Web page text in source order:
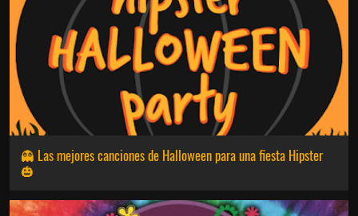
👻 Las mejores canciones de Halloween para una fiesta Hipster
🎃